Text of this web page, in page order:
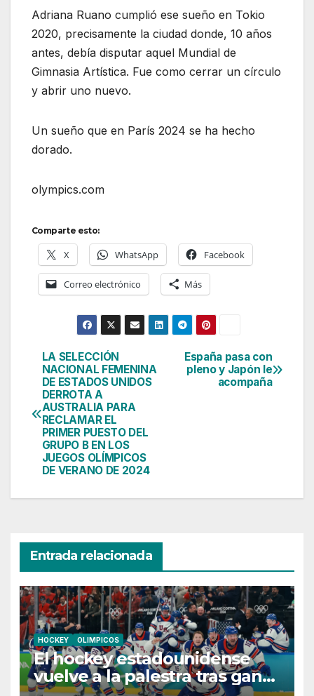
Adriana Ruano cumplió ese sueño en Tokio
2020, precisamente la ciudad donde, 10 años
antes, debía disputar aquel Mundial de
Gimnasia Artística. Fue como cerrar un círculo
y abrir uno nuevo.
Un sueño que en París 2024 se ha hecho
dorado.
olympics.com
Comparte esto:
X WhatsApp Facebook
Correo electrónico Más
Navegación
de
entradas
España pasa con
pleno y Japón le
acompaña
LA SELECCIÓN
NACIONAL FEMENINA
DE ESTADOS UNIDOS
DERROTA A
AUSTRALIA PARA
RECLAMAR EL
PRIMER PUESTO DEL
GRUPO B EN LOS
JUEGOS OLÍMPICOS
DE VERANO DE 2024
Entrada relacionada
HOCKEY OLIMPICOS
El hockey estadounidense
vuelve a la palestra tras ganar